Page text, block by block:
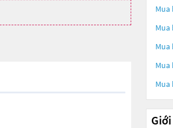
Mua
Mua
Mua
Mua
Mua